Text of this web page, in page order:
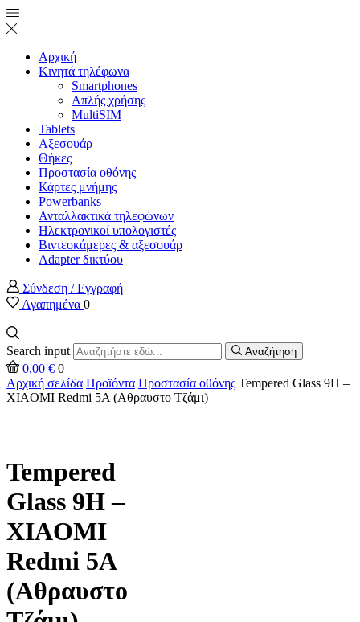
Αρχική
Κινητά τηλέφωνα
Smartphones
Απλής χρήσης
MultiSIM
Tablets
Αξεσουάρ
Θήκες
Προστασία οθόνης
Κάρτες μνήμης
Powerbanks
Ανταλλακτικά τηλεφώνων
Ηλεκτρονικοί υπολογιστές
Βιντεοκάμερες & αξεσουάρ
Adapter δικτύου
Σύνδεση / Εγγραφή
Αγαπημένα 0
Search input Αναζήτηση
0,00 € 0
Αρχική σελίδα Προϊόντα Προστασία οθόνης Tempered Glass 9H –
XIAOMI Redmi 5A (Αθραυστο Τζάμι)
Tempered
Glass 9H –
XIAOMI
Redmi 5A
(Αθραυστο